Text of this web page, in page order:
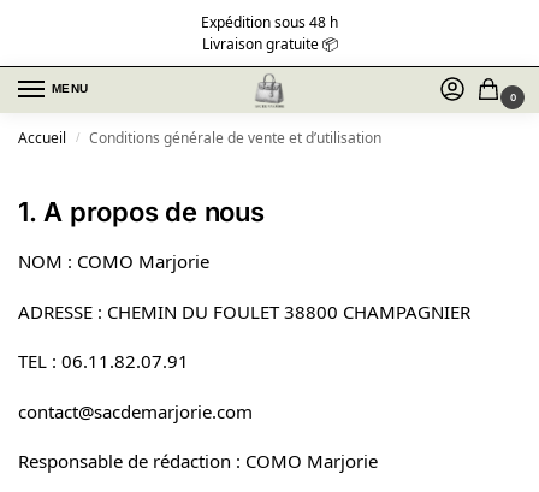
Expédition sous 48 h
Livraison gratuite 📦
MENU
0
Accueil / Conditions générale de vente et d’utilisation
1. A propos de nous
NOM : COMO Marjorie
ADRESSE : CHEMIN DU FOULET 38800 CHAMPAGNIER
TEL : 06.11.82.07.91
contact@sacdemarjorie.com
Responsable de rédaction : COMO Marjorie